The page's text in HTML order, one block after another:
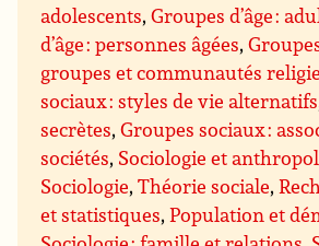
adolescents,Groupes d’âge :
d’âge : personnes âgées,
groupes et communautés
sociaux : styles de vie alternatifs
secrètes,Groupes sociaux :
sociétés, Sociologie et
Sociologie,Théorie sociale,
et statistiques,Population et